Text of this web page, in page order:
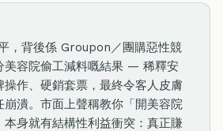
，背後係 Groupon／團購惡性競
美容院偷工減料嘅結果 — 稀釋安
作、硬銷套票，最終令客人皮膚
崩潰。市面上聲稱教你「開美容院
本身就有結構性利益衝突：真正賺